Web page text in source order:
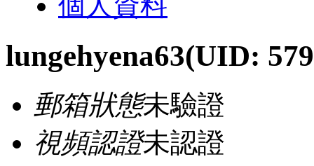
lungehyena63(UID:
郵箱狀態未驗證
視頻認證未認證